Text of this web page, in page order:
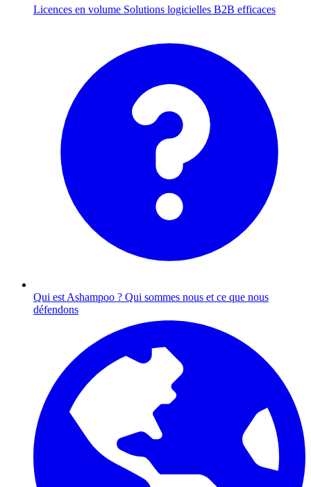
Licences en volume Solutions logicielles B2B efficaces
Qui est Ashampoo ? Qui sommes nous et ce que nous
défendons